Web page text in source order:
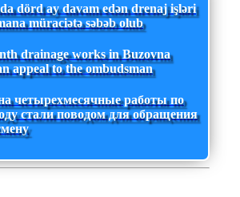
dörd ay davam edən drenaj işləri
müraciətə səbəb olub
drainage works in Buzovna
appeal to the ombudsman
четырехмесячные работы по
стали поводом для обращения